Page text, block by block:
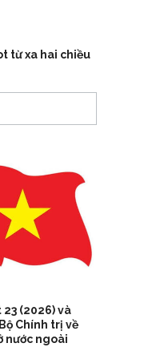
từ xa hai chiều
(2026) và
Chính trị về
nước ngoài